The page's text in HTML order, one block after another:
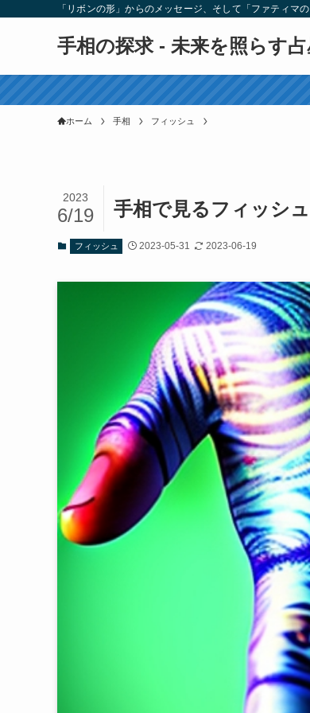
「リボンの形」からのメッセージ、そして「ファティマ
手相の探求 - 未来を照らす
ホーム 手相 フィッシュ
手相で見るフィッシ
2023
6/19
フィッシュ 2023-05-31 2023-06-19